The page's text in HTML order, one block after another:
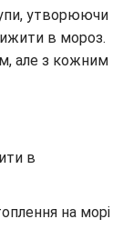
утворюючи
в мороз.
але з кожним
в
на морі